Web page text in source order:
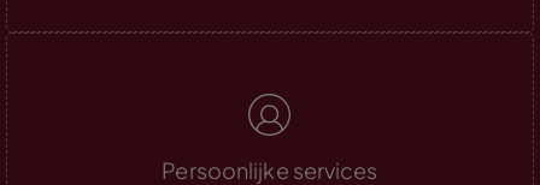
Persoonlijke services